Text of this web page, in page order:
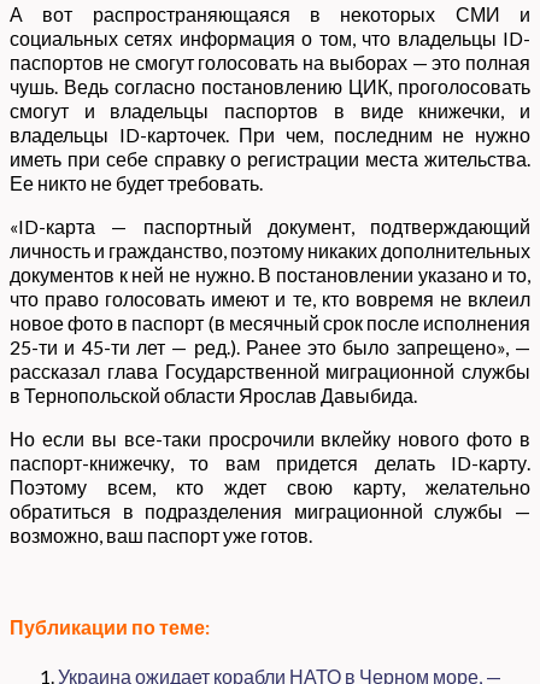
А вот распространяющаяся в некоторых СМИ и
социальных сетях информация о том, что владельцы ID-
паспортов не смогут голосовать на выборах — это полная
чушь. Ведь согласно постановлению ЦИК, проголосовать
смогут и владельцы паспортов в виде книжечки, и
владельцы ID-карточек. При чем, последним не нужно
иметь при себе справку о регистрации места жительства.
Ее никто не будет требовать.
«ID-карта — паспортный документ, подтверждающий
личность и гражданство, поэтому никаких дополнительных
документов к ней не нужно. В постановлении указано и то,
что право голосовать имеют и те, кто вовремя не вклеил
новое фото в паспорт (в месячный срок после исполнения
25-ти и 45-ти лет — ред.). Ранее это было запрещено», —
рассказал глава Государственной миграционной службы
в Тернопольской области Ярослав Давыбида.
Но если вы все-таки просрочили вклейку нового фото в
паспорт-книжечку, то вам придется делать ID-карту.
Поэтому всем, кто ждет свою карту, желательно
обратиться в подразделения миграционной службы —
возможно, ваш паспорт уже готов.
Публикации по теме:
Украина ожидает корабли НАТО в Черном море, —